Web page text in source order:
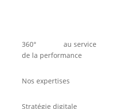
360° au service
de la performance
Nos expertises
Stratégie digitale